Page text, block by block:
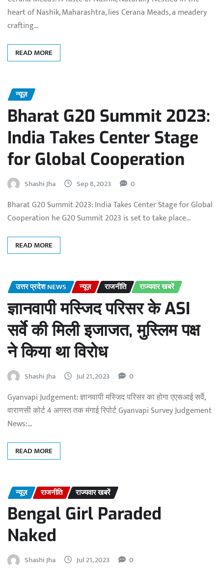
heart of Nashik, Maharashtra, lies Cerana Meads, a meadery
crafting…
READ MORE
न्यूज़
Bharat G20 Summit 2023:
India Takes Center Stage
for Global Cooperation
Shashi Jha Sep 8, 2023 0
Bharat G20 Summit 2023: India Takes Center Stage for Global
Cooperation he G20 Summit 2023 is set to take place…
READ MORE
उत्तर प्रदेश NEWS न्यूज़ राजनीति राज्यवार खबरें
ज्ञानवापी मस्जिद परिसर के ASI
सर्वे की मिली इजाजत, मुस्लिम पक्ष
ने किया था विरोध
Shashi Jha Jul 21, 2023 0
Gyanvapi Judgement: ज्ञानवापी मस्जिद परिसर का होगा एएसआई सर्वे,
वाराणसी कोर्ट 4 अगस्त तक मंगाई रिपोर्ट Gyanvapi Survey Judgement
News:…
READ MORE
न्यूज़ राजनीति राज्यवार खबरें
Bengal Girl Paraded
Naked
Shashi Jha Jul 21, 2023 0